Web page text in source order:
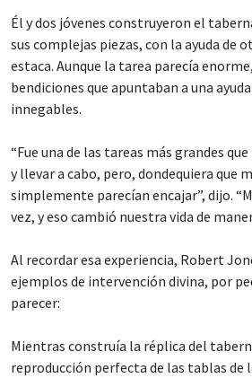
Él y dos jóvenes construyeron el
sus complejas piezas, con la ayuda de
estaca. Aunque la tarea parecía
bendiciones que apuntaban a una
innegables.
“Fue una de las tareas más grandes
y llevar a cabo, pero, dondequiera que
simplemente parecían encajar”, dijo.
vez, y eso cambió nuestra vida de
Al recordar esa experiencia, Robert
ejemplos de intervención divina, por
parecer:
Mientras construía la réplica del
reproducción perfecta de las tablas de